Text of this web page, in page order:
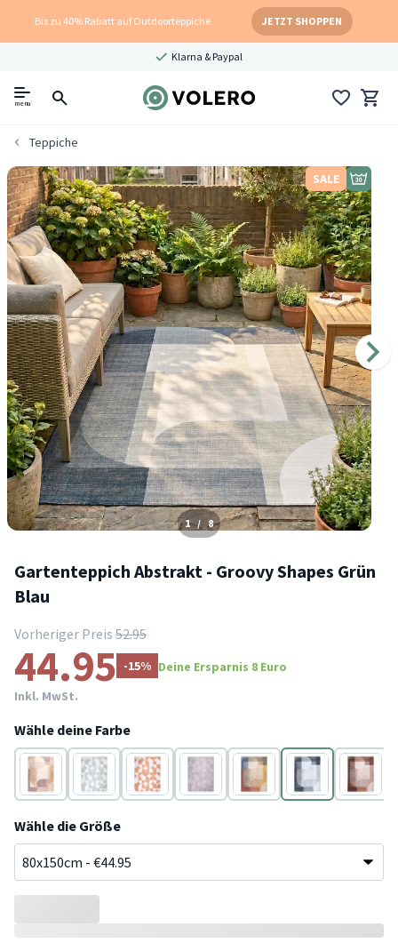
Bis zu 40% Rabatt auf Outdoorteppiche JETZT SHOPPEN
Klarna & Paypal
menu
Teppiche
SALE
1 / 8
Gartenteppich Abstrakt - Groovy Shapes Grün
Blau
Vorheriger Preis 52.95
44.95 -15% Deine Ersparnis 8 Euro
Inkl. MwSt.
Wähle deine Farbe
Bunt Grün TerracottaGrau Bunt Blau
Creme
Wähle die Größe